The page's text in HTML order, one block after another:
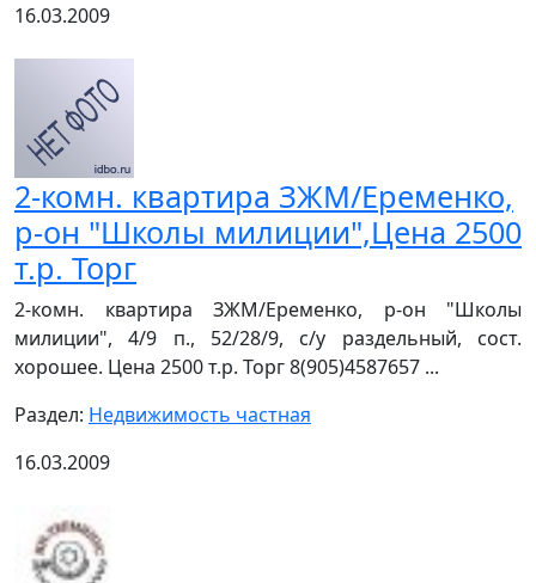
16.03.2009
2-комн. квартира ЗЖМ/Еременко,
р-он "Школы милиции",Цена 2500
т.р. Торг
2-комн. квартира ЗЖМ/Еременко, р-он "Школы
милиции", 4/9 п., 52/28/9, с/у раздельный, сост.
хорошее. Цена 2500 т.р. Торг 8(905)4587657 ...
Раздел: Недвижимость частная
16.03.2009